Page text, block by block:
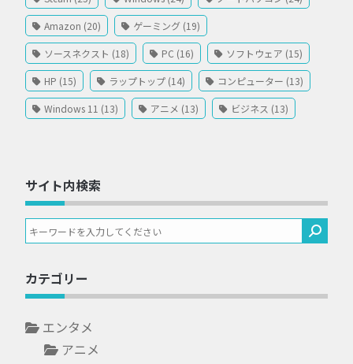
Amazon (20) ゲーミング (19)
ソースネクスト (18) PC (16) ソフトウェア (15)
HP (15) ラップトップ (14) コンピューター (13)
Windows 11 (13) アニメ (13) ビジネス (13)
サイト内検索
カテゴリー
エンタメ
アニメ